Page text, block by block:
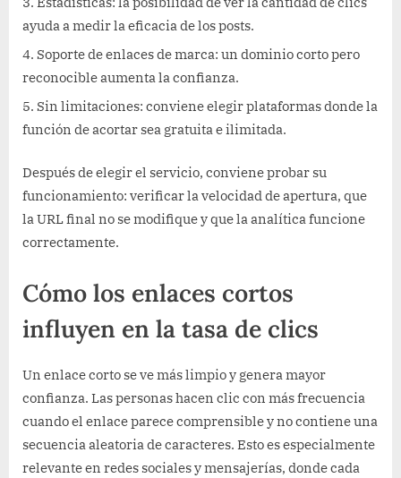
ayuda a medir la eficacia de los posts.
Soporte de enlaces de marca: un dominio corto pero
reconocible aumenta la confianza.
Sin limitaciones: conviene elegir plataformas donde la
función de acortar sea gratuita e ilimitada.
Después de elegir el servicio, conviene probar su
funcionamiento: verificar la velocidad de apertura, que
la URL final no se modifique y que la analítica funcione
correctamente.
Cómo los enlaces cortos
influyen en la tasa de clics
Un enlace corto se ve más limpio y genera mayor
confianza. Las personas hacen clic con más frecuencia
cuando el enlace parece comprensible y no contiene una
secuencia aleatoria de caracteres. Esto es especialmente
relevante en redes sociales y mensajerías, donde cada